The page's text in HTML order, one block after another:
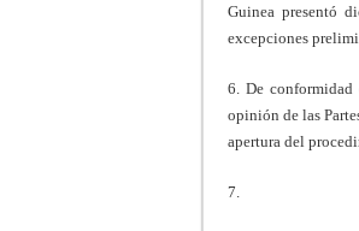
Guinea presentó
excepciones
6. De
opinión de las
apertura del
7.